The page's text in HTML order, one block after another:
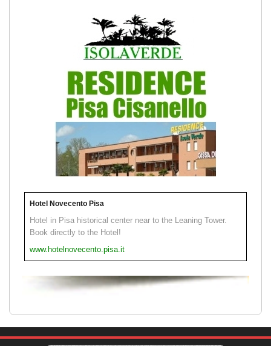
Hotel Novecento Pisa
Hotel in Pisa historical center near to the Leaning Tower.
Book directly to the Hotel!
www.hotelnovecento.pisa.it